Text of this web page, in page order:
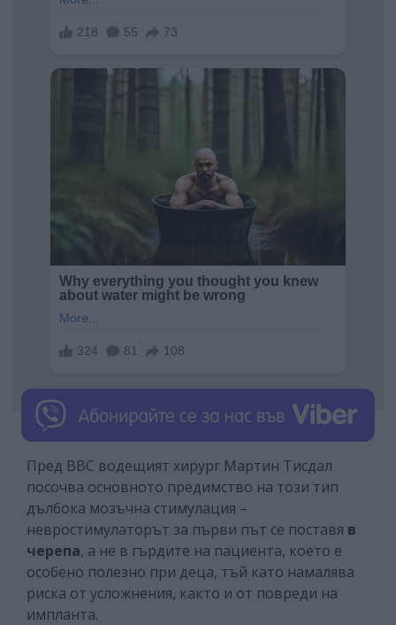
Пред BBC водещият хирург Мартин Тисдал
посочва основното предимство на този тип
дълбока мозъчна стимулация –
невростимулаторът за първи път се поставя в
черепа, а не в гърдите на пациента, което е
особено полезно при деца, тъй като намалява
риска от усложнения, както и от повреди на
импланта.